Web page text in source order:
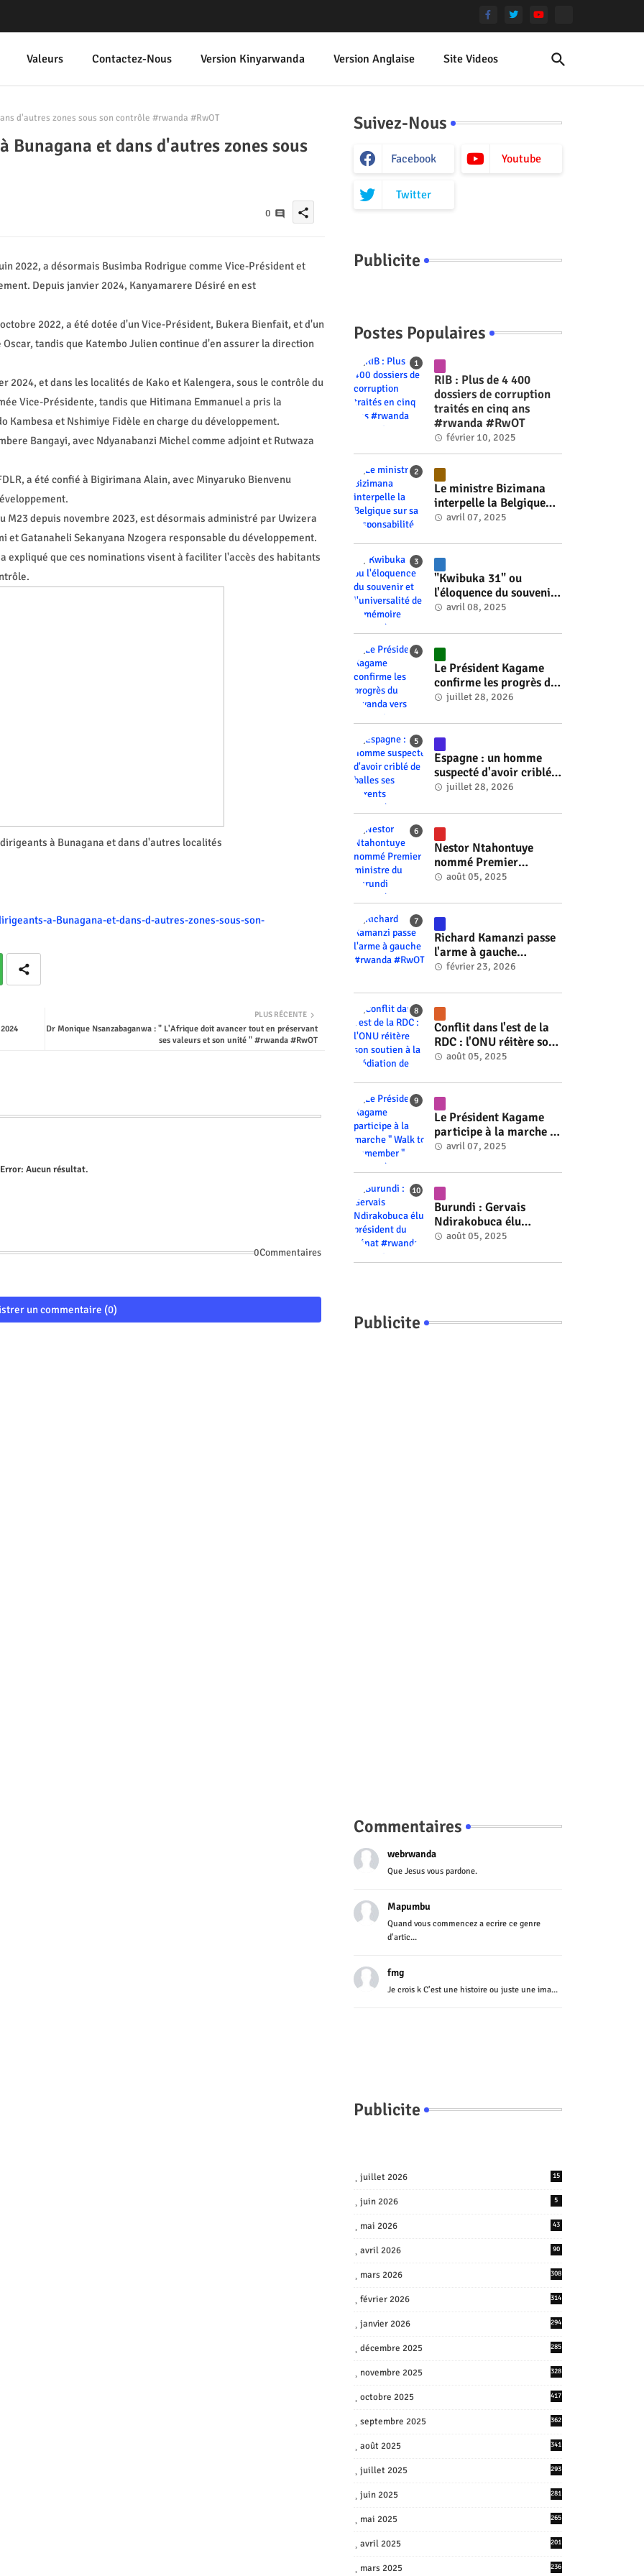
Valeurs Contactez-Nous Version Kinyarwanda Version Anglaise Site Videos
d'autres zones sous son contrôle #rwanda #RwOT
Bunagana et dans d'autres zones sous
0 share
2022, a désormais Busimba Rodrigue comme Vice-Président et
Depuis janvier 2024, Kanyamarere Désiré en est
2022, a été dotée d'un Vice-Président, Bukera Bienfait, et d'un
tandis que Katembo Julien continue d'en assurer la direction
2024, et dans les localités de Kako et Kalengera, sous le contrôle du
Vice-Présidente, tandis que Hitimana Emmanuel a pris la
Kambesa et Nshimiye Fidèle en charge du développement.
Bangayi, avec Ndyanabanzi Michel comme adjoint et Rutwaza
a été confié à Bigirimana Alain, avec Minyaruko Bienvenu
M23 depuis novembre 2023, est désormais administré par Uwizera
et Gatanaheli Sekanyana Nzogera responsable du développement.
expliqué que ces nominations visent à faciliter l'accès des habitants
à Bunagana et dans d'autres localités
a-Bunagana-et-dans-d-autres-zones-sous-son-
PLUS RÉCENTE
Dr Monique Nsanzabaganwa : " L'Afrique doit avancer tout en préservant
ses valeurs et son unité " #rwanda #RwOT
Error: Aucun résultat.
0Commentaires
un commentaire (0)
Suivez-Nous
Facebook Youtube
Twitter
Publicite
Postes Populaires
RIB : Plus de 4 400
dossiers de corruption
traités en cinq ans
#rwanda #RwOT
février 10, 2025
Le ministre Bizimana
interpelle la Belgique
sur sa responsabilité
génocide #rwanda
#RwOT
avril 07, 2025
"Kwibuka 31" ou
l'éloquence du souvenir
et l'universalité de la
#RwOT
avril 08, 2025
Le Président Kagame
confirme les progrès du
Rwanda vers l'énergie
2030 #rwanda #RwOT
juillet 28, 2026
Espagne : un homme
suspecté d'avoir criblé
de balles ses parents
juillet 28, 2026
Nestor Ntahontuye
nommé Premier
ministre du Burundi
août 05, 2025
Richard Kamanzi passe
l'arme à gauche
#rwanda #RwOT
février 23, 2026
Conflit dans l'est de la
RDC : l'ONU réitère son
soutien à la médiation
#rwanda #RwOT
août 05, 2025
Le Président Kagame
participe à la marche "
Walk to Remember "
avril 07, 2025
Burundi : Gervais
Ndirakobuca élu
président du Sénat
août 05, 2025
Publicite
Commentaires
webrwanda
Que Jesus vous pardone.
Mapumbu
Quand vous commencez a ecrire ce genre
d'artic...
fmg
Je crois k C'est une histoire ou juste une ima...
Publicite
juillet 2026 15
juin 2026 5
mai 2026 43
avril 2026 90
mars 2026 308
février 2026 314
janvier 2026 294
décembre 2025 285
novembre 2025 328
octobre 2025 417
septembre 2025 362
août 2025 341
juillet 2025 293
juin 2025 281
mai 2025 265
avril 2025 201
mars 2025 236